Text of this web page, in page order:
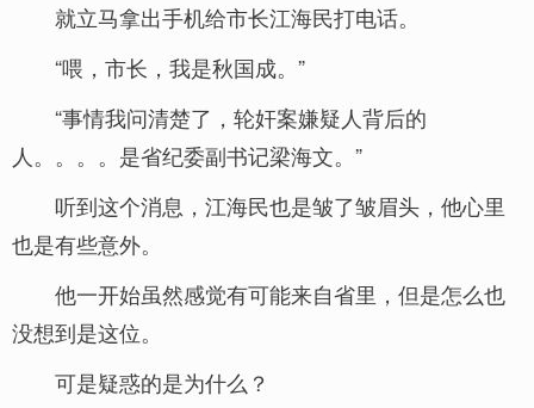
就立马拿出手机给市长江海民打电话。
“喂，市长，我是秋国成。”
“事情我问清楚了，轮奸案嫌疑人背后的
人。。。。是省纪委副书记梁海文。”
听到这个消息，江海民也是皱了皱眉头，他心里
也是有些意外。
他一开始虽然感觉有可能来自省里，但是怎么也
没想到是这位。
可是疑惑的是为什么？